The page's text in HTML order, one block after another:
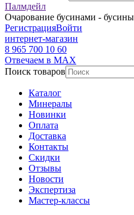
Палмдейл
Очарование бусинами -
РегистрацияВойти
интернет-магазин
8 965 700 10 60
Отвечаем в MAX
Поиск товаров
Каталог
Минералы
Новинки
Оплата
Доставка
Контакты
Скидки
Отзывы
Новости
Экспертиза
Мастер-классы